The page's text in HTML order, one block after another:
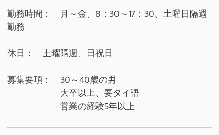
勤務時間： 月～金、8：30～17：30、土曜日隔週
勤務
休日： 土曜隔週、日祝日
募集要項： 30～40歳の男
大卒以上、要タイ語
営業の経験5年以上